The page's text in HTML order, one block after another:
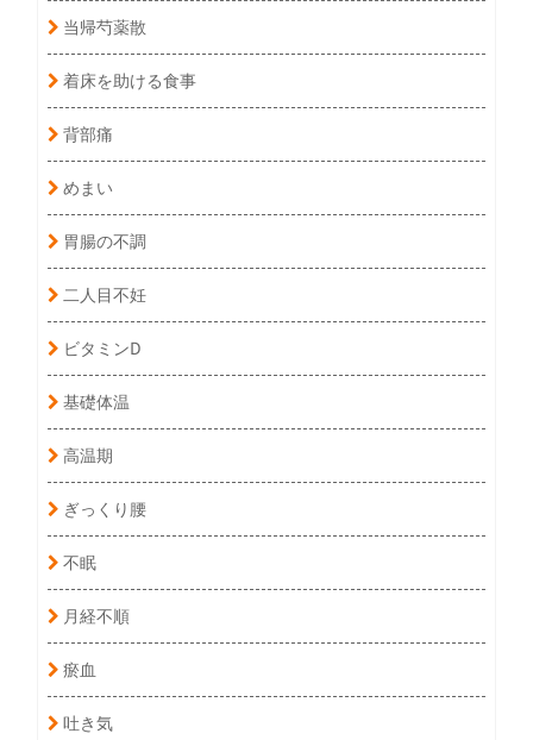
当帰芍薬散
着床を助ける食事
背部痛
めまい
胃腸の不調
二人目不妊
ビタミンD
基礎体温
高温期
ぎっくり腰
不眠
月経不順
瘀血
吐き気